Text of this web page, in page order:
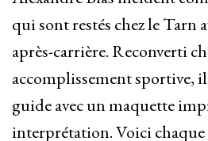
qui sont restés chez le Tarn
après-carrière. Reconverti
accomplissement sportive, il
guide avec un maquette
interprétation. Voici chaque